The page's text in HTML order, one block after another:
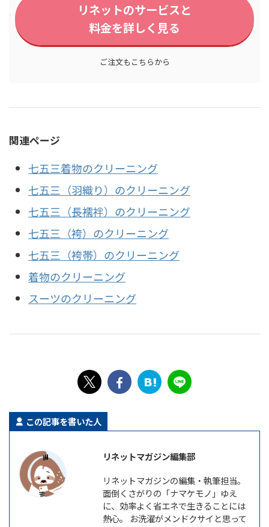
リネットのサービスと
料金を詳しく見る
ご注文もこちらから
関連ページ
七五三着物のクリーニング
七五三（羽織り）のクリーニング
七五三（長襦袢）のクリーニング
七五三（袴）のクリーニング
七五三（袴帯）のクリーニング
着物のクリーニング
スーツのクリーニング
この記事を書いた人
リネットマガジン編集部
リネットマガジンの編集・執筆担当。
面倒くさがりの「ナマケモノ」ゆえ
に、効率よく省エネで生きることには
熱心。 お洗濯がメンドクサイと思って